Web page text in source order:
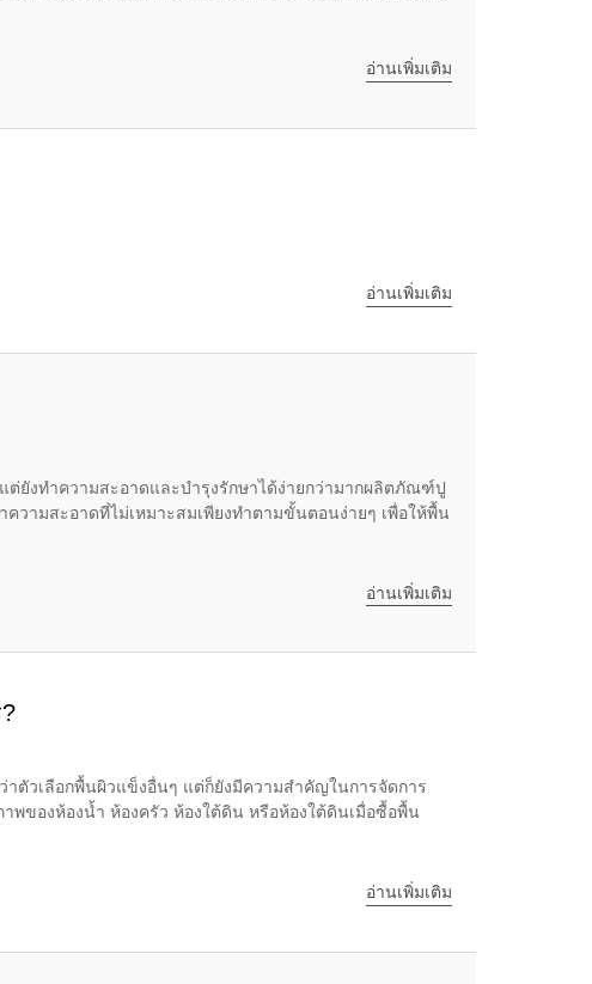
อ่านเพิ่มเติม
อ่านเพิ่มเติม
ต่ยังทำความสะอาดและบำรุงรักษาได้ง่ายกว่ามากผลิตภัณฑ์ปู
วามสะอาดที่ไม่เหมาะสมเพียงทำตามขั้นตอนง่ายๆ เพื่อให้พื้น
อ่านเพิ่มเติม
ตัวเลือกพื้นผิวแข็งอื่นๆ แต่ก็ยังมีความสำคัญในการจัดการ
พของห้องน้ำ ห้องครัว ห้องใต้ดิน หรือห้องใต้ดินเมื่อซื้อพื้น
อ่านเพิ่มเติม